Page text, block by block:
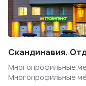
Скандинавия.
Многопрофильные
Многопрофильные